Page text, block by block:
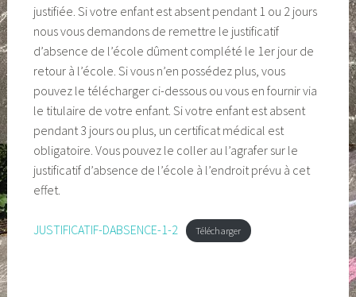
justifiée. Si votre enfant est absent pendant 1 ou 2 jours
nous vous demandons de remettre le justificatif
d’absence de l’école dûment complété le 1er jour de
retour à l’école. Si vous n’en possédez plus, vous
pouvez le télécharger ci-dessous ou vous en fournir via
le titulaire de votre enfant. Si votre enfant est absent
pendant 3 jours ou plus, un certificat médical est
obligatoire. Vous pouvez le coller au l’agrafer sur le
justificatif d’absence de l’école à l’endroit prévu à cet
effet.
JUSTIFICATIF-DABSENCE-1-2 Télécharger